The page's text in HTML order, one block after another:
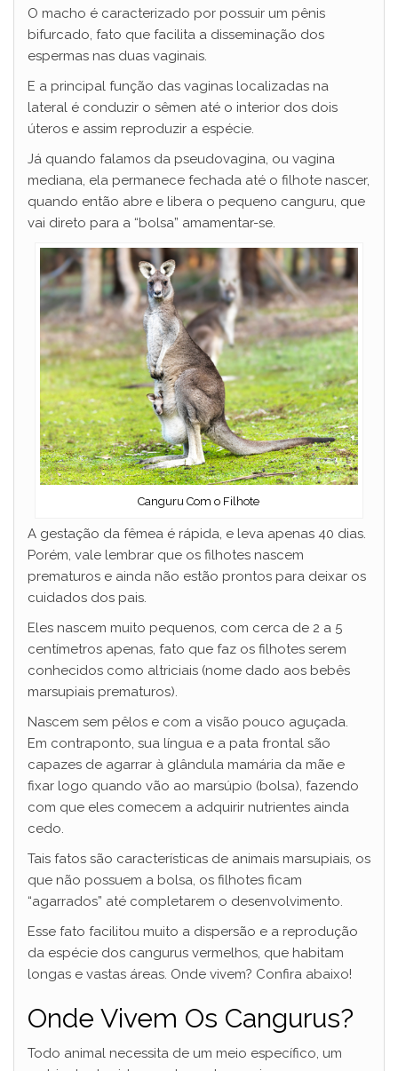
O macho é caracterizado por possuir um pênis
bifurcado, fato que facilita a disseminação dos
espermas nas duas vaginais.
E a principal função das vaginas localizadas na
lateral é conduzir o sêmen até o interior dos dois
úteros e assim reproduzir a espécie.
Já quando falamos da pseudovagina, ou vagina
mediana, ela permanece fechada até o filhote nascer,
quando então abre e libera o pequeno canguru, que
vai direto para a “bolsa” amamentar-se.
Canguru Com o Filhote
A gestação da fêmea é rápida, e leva apenas 40 dias.
Porém, vale lembrar que os filhotes nascem
prematuros e ainda não estão prontos para deixar os
cuidados dos pais.
Eles nascem muito pequenos, com cerca de 2 a 5
centímetros apenas, fato que faz os filhotes serem
conhecidos como altriciais (nome dado aos bebês
marsupiais prematuros).
Nascem sem pêlos e com a visão pouco aguçada.
Em contraponto, sua língua e a pata frontal são
capazes de agarrar à glândula mamária da mãe e
fixar logo quando vão ao marsúpio (bolsa), fazendo
com que eles comecem a adquirir nutrientes ainda
cedo.
Tais fatos são características de animais marsupiais, os
que não possuem a bolsa, os filhotes ficam
“agarrados” até completarem o desenvolvimento.
Esse fato facilitou muito a dispersão e a reprodução
da espécie dos cangurus vermelhos, que habitam
longas e vastas áreas. Onde vivem? Confira abaixo!
Onde Vivem Os Cangurus?
Todo animal necessita de um meio específico, um